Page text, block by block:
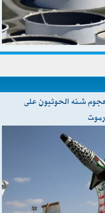
مقتل 42 وإصابة أكثر من 50 بهجوم شنه الحوثيون على